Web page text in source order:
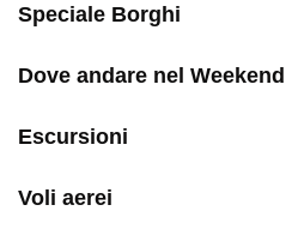
Speciale Borghi
Dove andare nel Weekend
Escursioni
Voli aerei